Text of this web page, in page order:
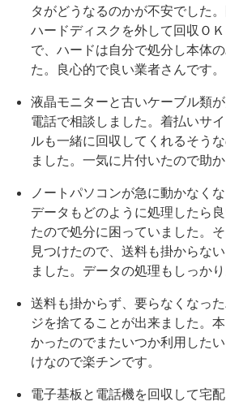
タがどうなるのかが不安でした。
ハードディスクを外して回収Ｏ
で、ハードは自分で処分し本体
た。良心的で良い業者さんです。
液晶モニターと古いケーブル類が
電話で相談しました。着払いサ
ルも一緒に回収してくれるそう
ました。一気に片付いたので助か
ノートパソコンが急に動かなく
データもどのように処理したら
たので処分に困っていました。
見つけたので、送料も掛からな
ました。データの処理もしっか
送料も掛からず、要らなくなっ
ジを捨てることが出来ました。
かったのでまたいつか利用した
けなので楽チンです。
電子基板と電話機を回収して宅配